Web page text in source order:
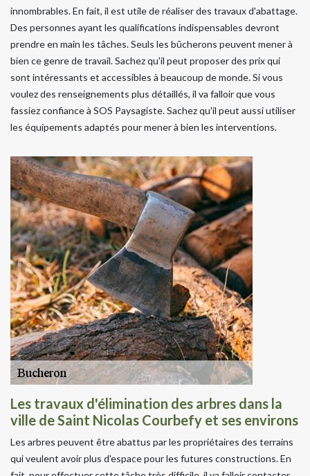
innombrables. En fait, il est utile de réaliser des travaux d'abattage.
Des personnes ayant les qualifications indispensables devront
prendre en main les tâches. Seuls les bûcherons peuvent mener à
bien ce genre de travail. Sachez qu'il peut proposer des prix qui
sont intéressants et accessibles à beaucoup de monde. Si vous
voulez des renseignements plus détaillés, il va falloir que vous
fassiez confiance à SOS Paysagiste. Sachez qu'il peut aussi utiliser
les équipements adaptés pour mener à bien les interventions.
Les travaux d'élimination des arbres dans la
ville de Saint Nicolas Courbefy et ses environs
Les arbres peuvent être abattus par les propriétaires des terrains
qui veulent avoir plus d'espace pour les futures constructions. En